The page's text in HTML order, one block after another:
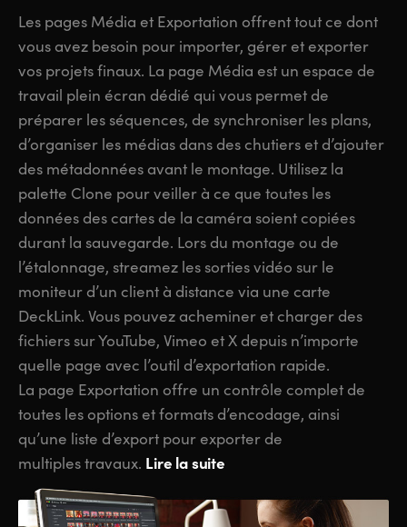
Les pages Média et Exportation offrent tout ce dont
vous avez besoin pour importer, gérer et exporter
vos projets finaux. La page Média est un espace de
travail plein écran dédié qui vous permet de
préparer les séquences, de synchroniser les plans,
d’organiser les médias dans des chutiers et d’ajouter
des métadonnées avant le montage. Utilisez la
palette Clone pour veiller à ce que toutes les
données des cartes de la caméra soient copiées
durant la sauvegarde. Lors du montage ou de
l’étalonnage, streamez les sorties vidéo sur le
moniteur d’un client à distance via une carte
DeckLink. Vous pouvez acheminer et charger des
fichiers sur YouTube, Vimeo et X depuis n’importe
quelle page avec l’outil d’exportation rapide.
La page Exportation offre un contrôle complet de
toutes les options et formats d’encodage, ainsi
qu’une liste d’export pour exporter de
multiples travaux. Lire la suite